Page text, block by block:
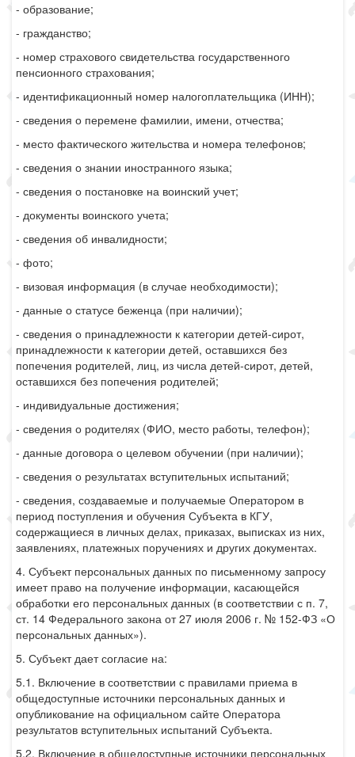
- образование;
- гражданство;
- номер страхового свидетельства государственного
пенсионного страхования;
- идентификационный номер налогоплательщика (ИНН);
- сведения о перемене фамилии, имени, отчества;
- место фактического жительства и номера телефонов;
- сведения о знании иностранного языка;
- сведения о постановке на воинский учет;
- документы воинского учета;
- сведения об инвалидности;
- фото;
- визовая информация (в случае необходимости);
- данные о статусе беженца (при наличии);
- сведения о принадлежности к категории детей-сирот,
принадлежности к категории детей, оставшихся без
попечения родителей, лиц, из числа детей-сирот, детей,
оставшихся без попечения родителей;
- индивидуальные достижения;
- сведения о родителях (ФИО, место работы, телефон);
- данные договора о целевом обучении (при наличии);
- сведения о результатах вступительных испытаний;
- сведения, создаваемые и получаемые Оператором в
период поступления и обучения Субъекта в КГУ,
содержащиеся в личных делах, приказах, выписках из них,
заявлениях, платежных поручениях и других документах.
4. Субъект персональных данных по письменному запросу
имеет право на получение информации, касающейся
обработки его персональных данных (в соответствии с п. 7,
ст. 14 Федерального закона от 27 июля 2006 г. № 152-ФЗ «О
персональных данных»).
5. Субъект дает согласие на:
5.1. Включение в соответствии с правилами приема в
общедоступные источники персональных данных и
опубликование на официальном сайте Оператора
результатов вступительных испытаний Субъекта.
5.2. Включение в общедоступные источники персональных